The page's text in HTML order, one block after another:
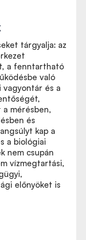
tárgyalja: az
a fenntartható
való
és a
mérésben,
és
kap a
a biológiai
nem csupán
vízmegtartási,
előnyöket is